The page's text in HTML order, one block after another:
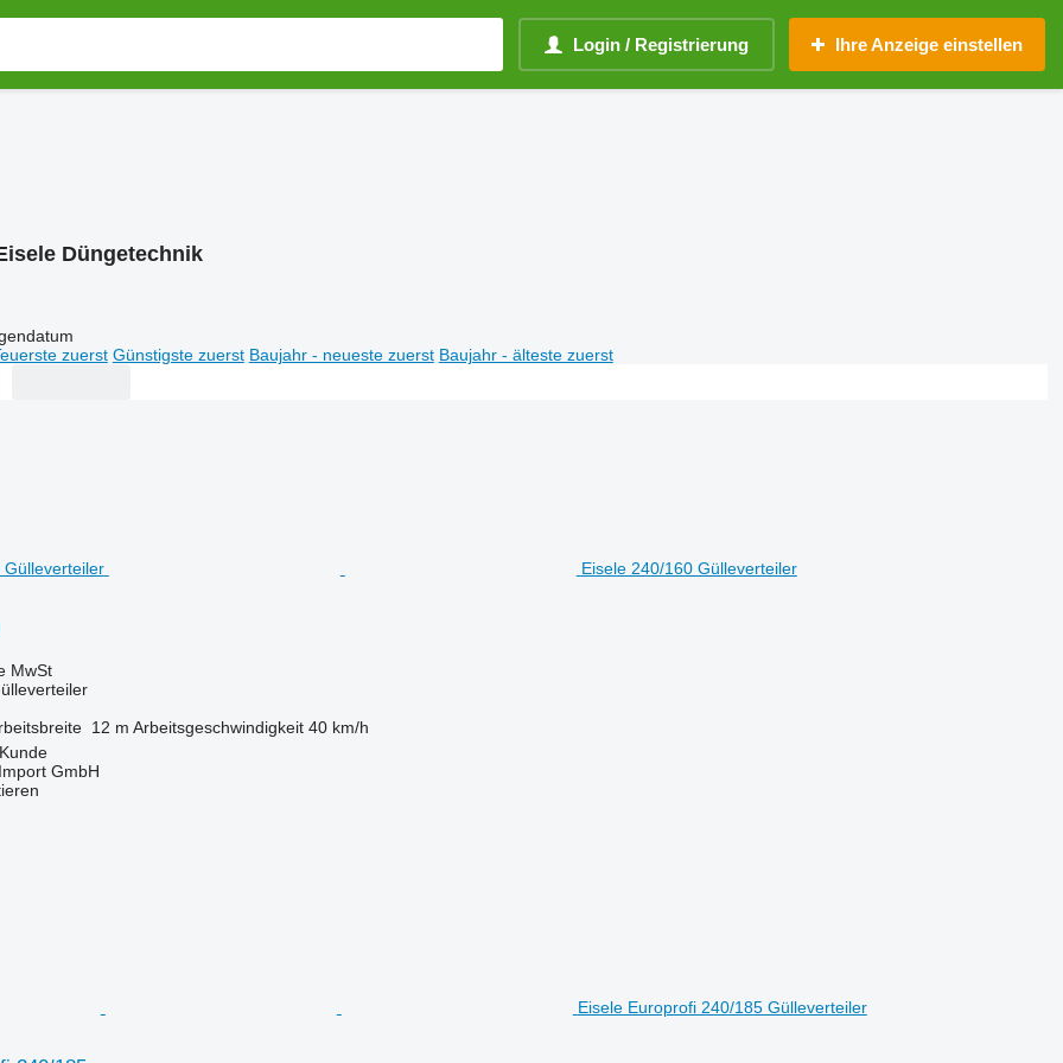
Login / Registrierung Ihre Anzeige einstellen
Düngetechnik
zuerst Günstigste zuerst Baujahr - neueste zuerst Baujahr - älteste zuerst
Eisele 240/160 Gülleverteiler
MwSt
12 m Arbeitsgeschwindigkeit 40 km/h
GmbH
Eisele Europrofi 240/185 Gülleverteiler